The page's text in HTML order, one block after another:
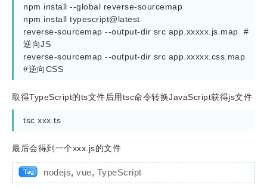
npm install --global reverse-sourcemap
npm install typescript@latest
reverse-sourcemap --output-dir src app.xxxxx.js.map  #
逆向JS
reverse-sourcemap --output-dir src app.xxxxx.css.map
#逆向CSS
取得TypeScript的ts文件后用tsc命令转换JavaScript获得js文件
tsc xxx.ts
最后会得到一个xxx.js的文件
nodejs, vue, TypeScript